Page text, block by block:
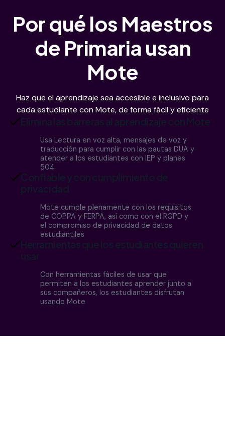
Por qué los Maestros
de Primaria usan
Mote
Haz que el aprendizaje sea accesible e inclusivo para
cada estudiante con Mote, de forma fácil y eficiente
Elimina las barreras al aprendizaje con Mote
Usa Lectura en voz alta, mensajes de voz y
traducción para cumplir con las pautas DUA y
atender a los estudiantes con IEP y planes
504
Confiable y con cumplimiento de
privacidad
Mote cumple plenamente con los requisitos
de COPPA y FERPA, así como con el RGPD y
el compromiso de privacidad de datos
estudiantiles
Herramientas que los estudiantes quieren
usar
Con herramientas fáciles de usar que
permiten a los estudiantes aprender junto a
sus compañeros, los estudiantes disfrutan
usando Mote